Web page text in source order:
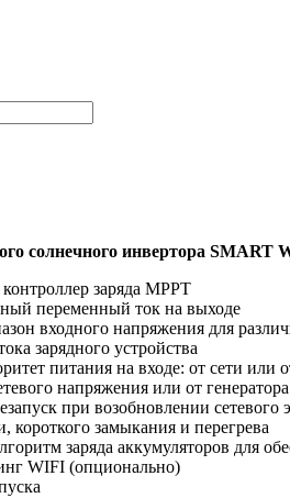
солнечного инвертора SMART
заряда MPPT
переменный ток на выходе
входного напряжения для
зарядного устройства
питания на входе: от сети или
напряжения или от генератора
при возобновлении сетевого
короткого замыкания и перегрева
заряда аккумуляторов для
WIFI (опционально)